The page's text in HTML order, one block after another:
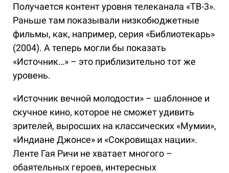
Получается контент уровня телеканала «ТВ-3».
Раньше там показывали низкобюджетные
фильмы, как, например, серия «Библиотекарь»
(2004). А теперь могли бы показать
«Источник…» – это приблизительно тот же
уровень.
«Источник вечной молодости» – шаблонное и
скучное кино, которое не сможет удивить
зрителей, выросших на классических «Мумии»,
«Индиане Джонсе» и «Сокровищах нации».
Ленте Гая Ричи не хватает многого –
обаятельных героев, интересных